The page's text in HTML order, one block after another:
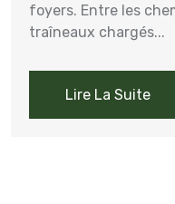
foyers. Entre les
traîneaux chargés...
Lire La Suite